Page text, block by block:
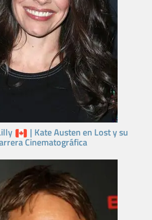
| Kate Austen en Lost y su
Cinematográfica